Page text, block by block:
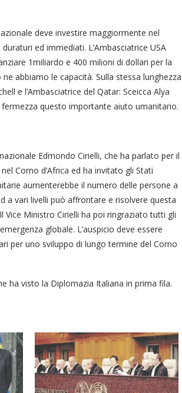
deve investire maggiormente nel
ed immediati. L’Ambasciatrice USA
1miliardo e 400 milioni di dollari per la
abbiamo le capacità. Sulla stessa lunghezza
e l’Ambasciatrice del Qatar: Sceicca Alya
questo importante aiuto umanitario.
Edmondo Cirielli, che ha parlato per il
Corno d’Africa ed ha invitato gli Stati
aumenterebbe il numero delle persone a
a vari livelli può affrontare e risolvere questa
Ministro Cirielli ha poi ringraziato tutti gli
globale. L’auspicio deve essere
per uno sviluppo di lungo termine del Corno
ha visto la Diplomazia Italiana in prima fila.